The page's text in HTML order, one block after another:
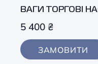
ВАГИ ТОРГОВІ
5 400 ₴
ЗАМОВИТИ